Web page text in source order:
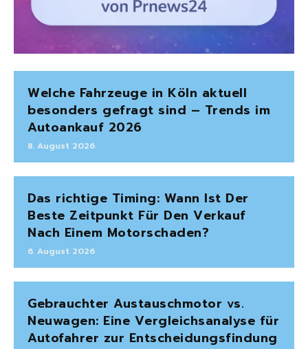
Welche Fahrzeuge in Köln aktuell
besonders gefragt sind – Trends im
Autoankauf 2026
8. August 2026
Das richtige Timing: Wann Ist Der
Beste Zeitpunkt Für Den Verkauf
Nach Einem Motorschaden?
6. August 2026
Gebrauchter Austauschmotor vs.
Neuwagen: Eine Vergleichsanalyse für
Autofahrer zur Entscheidungsfindung